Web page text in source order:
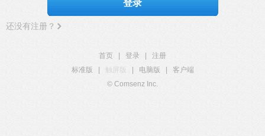
登录
还没有注册？
首页 登录
注册
标准版
触屏版 电脑版
客户端
© Comsenz Inc.